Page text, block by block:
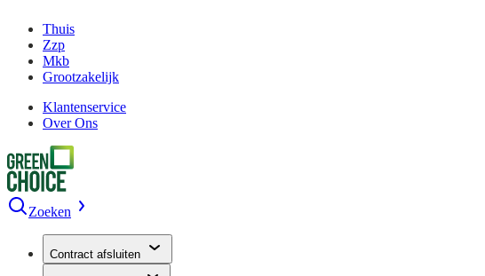
Thuis
Zzp
Mkb
Grootzakelijk
Klantenservice
Over Ons
Zoeken
Contract afsluiten